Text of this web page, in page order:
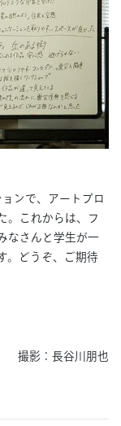
ンで、アートプロ
。これからは、フ
なさんと学生が一
。どうぞ、ご期待
撮影：長谷川朋也